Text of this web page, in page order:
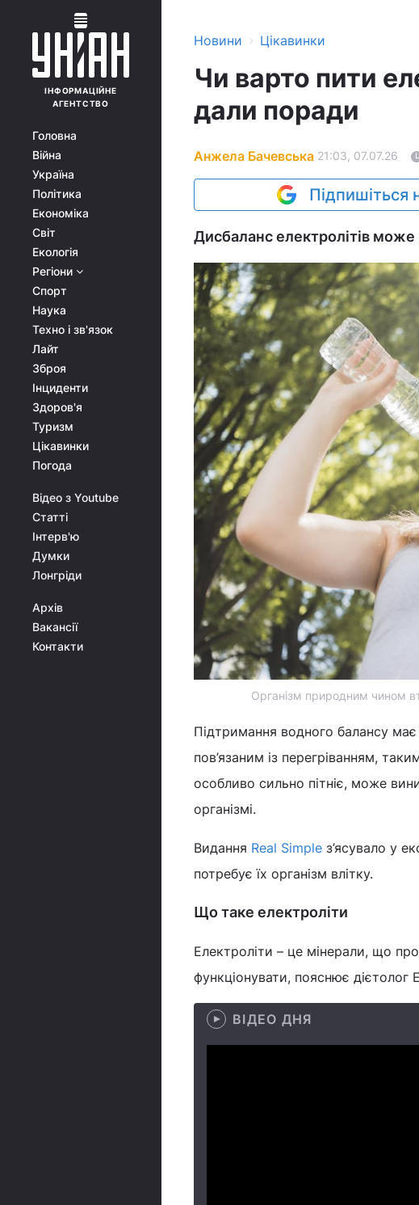
ІНФОРМАЦІЙНЕ
АГЕНТСТВО
Головна
Війна
Україна
Політика
Економіка
Світ
Екологія
Регіони
Спорт
Наука
Техно і зв'язок
Лайт
Зброя
Інциденти
Здоров'я
Туризм
Цікавинки
Погода
Відео з Youtube
Статті
Інтерв'ю
Думки
Лонгріди
Архів
Вакансії
Контакти
Новини › Цікавинки
Чи варто пити
дали поради
Анжела Бачевська 21:03, 07.07.26
Підпишіться
Дисбаланс електролітів
Організм природним чином
Підтримання водного балансу
пов’язаним із перегріванням,
особливо сильно пітніє, може
організмі.
Видання Real Simple з’ясувало у
потребує їх організм влітку.
Що таке електроліти
Електроліти – це мінерали, що
функціонувати, пояснює
ВІДЕО ДНЯ